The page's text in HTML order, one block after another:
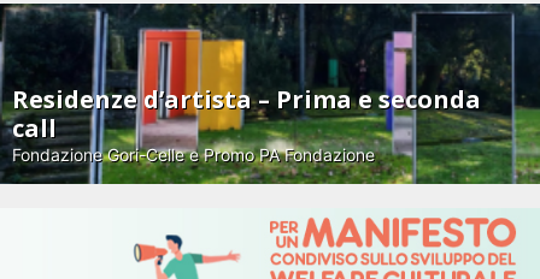
Residenze d’artista – Prima e seconda
call
Fondazione Gori-Celle e Promo PA Fondazione